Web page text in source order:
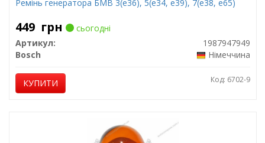
Ремінь генератора БМВ 3(е36), 5(е34, е39), 7(е38, е65)
449 грн
сьогодні
Артикул:
1987947949
Bosch
Німеччина
КУПИТИ Код: 6702-9